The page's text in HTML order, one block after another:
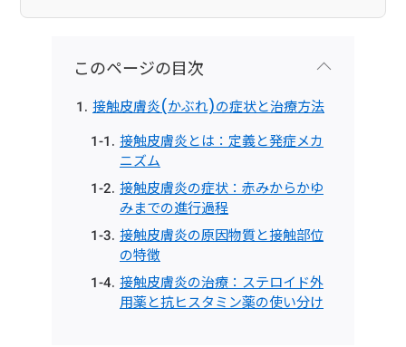
このページの目次
接触皮膚炎(かぶれ)の症状と治療方法
接触皮膚炎とは：定義と発症メカ
ニズム
接触皮膚炎の症状：赤みからかゆ
みまでの進行過程
接触皮膚炎の原因物質と接触部位
の特徴
接触皮膚炎の治療：ステロイド外
用薬と抗ヒスタミン薬の使い分け